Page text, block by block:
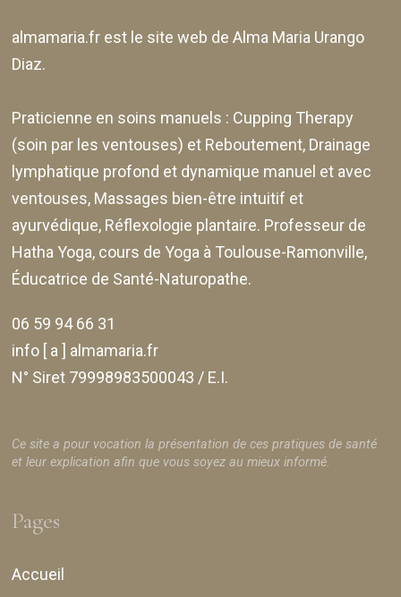
almamaria.fr est le site web deAlma Maria Urango
Diaz.
Praticienne en soins manuels : Cupping Therapy
(soin par les ventouses) et Reboutement, Drainage
lymphatique profond et dynamique manuel et avec
ventouses, Massages bien-être intuitif et
ayurvédique, Réflexologie plantaire. Professeur de
Hatha Yoga, cours de Yoga à Toulouse-Ramonville,
Éducatrice de Santé-Naturopathe.
06 59 94 66 31
info [ a ] almamaria.fr
N° Siret 79998983500043 / E.I.
Ce site a pour vocation la présentation de ces pratiques de santé
et leur explication afin que vous soyez au mieux informé.
Pages
Accueil